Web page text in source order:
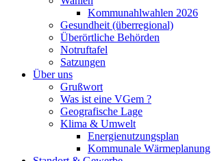
Kommunahlwahlen 2026
Gesundheit (überregional)
Überörtliche Behörden
Notruftafel
Satzungen
Über uns
Grußwort
Was ist eine VGem ?
Geografische Lage
Klima & Umwelt
Energienutzungsplan
Kommunale Wärmeplanung